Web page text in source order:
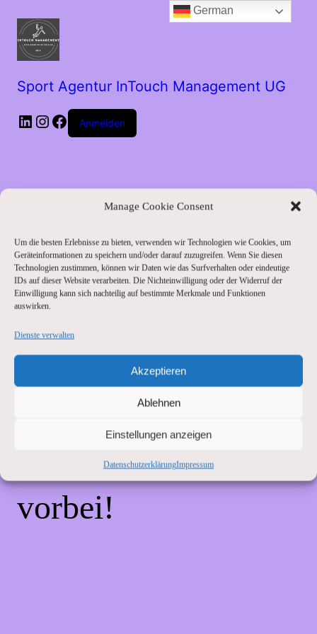
Manage Cookie Consent
Um die besten Erlebnisse zu bieten, verwenden wir Technologien wie Cookies, um
Geräteinformationen zu speichern und/oder darauf zuzugreifen. Wenn Sie diesen
Technologien zustimmen, können wir Daten wie das Surfverhalten oder eindeutige
IDs auf dieser Website verarbeiten. Die Nichteinwilligung oder der Widerruf der
Einwilligung kann sich nachteilig auf bestimmte Merkmale und Funktionen
auswirken.
Dienste verwalten
Akzeptieren
Ablehnen
Einstellungen anzeigen
DatenschutzerklärungImpressum
Sport Agentur InTouch Management UG
LinkedInInstagram
Facebook
Anmelden
Entschuldige bitte
die
Unannehmlichkeiten!
Wir arbeiten an einer
großartigen Sache –
schau bald wieder
vorbei!
German